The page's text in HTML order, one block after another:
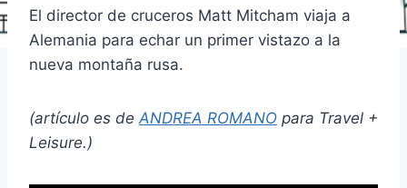
El director de cruceros Matt Mitcham viaja a
Alemania para echar un primer vistazo a la
nueva montaña rusa.
(artículo es de ANDREA ROMANO para Travel +
Leisure.)